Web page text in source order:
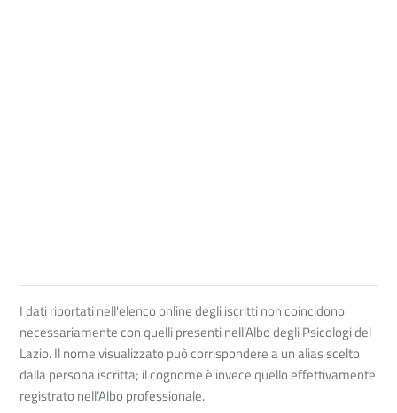
I dati riportati nell'elenco online degli iscritti non coincidono
necessariamente con quelli presenti nell’Albo degli Psicologi del
Lazio. Il nome visualizzato può corrispondere a un alias scelto
dalla persona iscritta; il cognome è invece quello effettivamente
registrato nell’Albo professionale.